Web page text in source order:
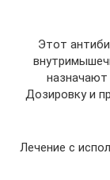
Этот
Дозировку и
Лечение с